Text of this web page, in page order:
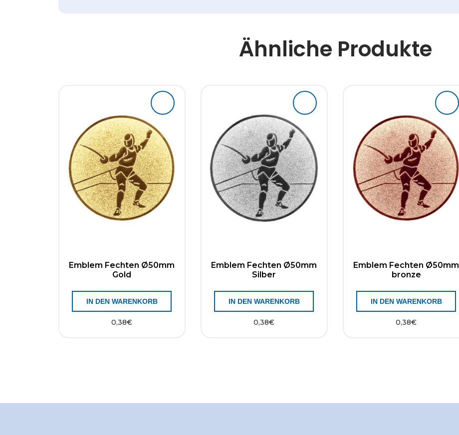
Ähnliche Produkte
Emblem Fechten Ø50mm
Gold
0,38€
IN DEN WARENKORB
Emblem Fechten Ø50mm
Silber
0,38€
IN DEN WARENKORB
Emblem Fechten Ø50mm
bronze
0,38€
IN DEN WARENKORB